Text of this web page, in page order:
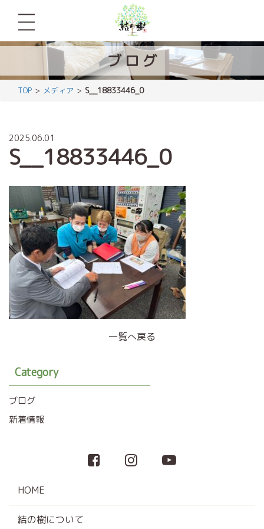
ブロ グ
TOP メディア S__18833446_0
2025.06.01
S__18833446_0
一覧へ戻る
Category
ブログ
新着情報
HOME
結の樹について